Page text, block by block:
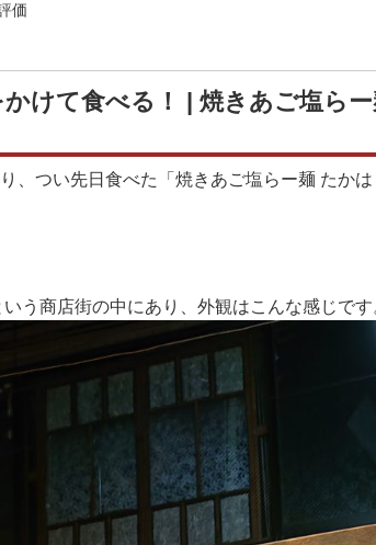
価
けて食べる！ | 焼きあご塩ら
、つい先日食べた「焼きあご塩らー麺 たか
う商店街の中にあり、外観はこんな感じです